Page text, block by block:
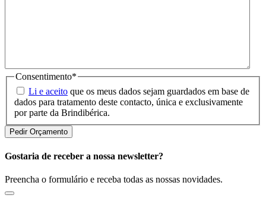
Consentimento*
Li e aceito que os meus dados sejam guardados em base de
dados para tratamento deste contacto, única e exclusivamente
por parte da Brindibérica.
Gostaria de receber a nossa newsletter?
Preencha o formulário e receba todas as nossas novidades.